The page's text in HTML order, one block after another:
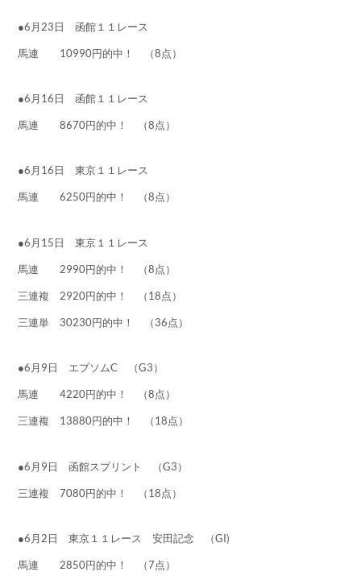
●6月23日 函館１１レース
馬連 10990円的中！ （8点）
●6月16日 函館１１レース
馬連 8670円的中！ （8点）
●6月16日 東京１１レース
馬連 6250円的中！ （8点）
●6月15日 東京１１レース
馬連 2990円的中！ （8点）
三連複 2920円的中！ （18点）
三連単 30230円的中！ （36点）
●6月9日 エプソムC （G3）
馬連 4220円的中！ （8点）
三連複 13880円的中！ （18点）
●6月9日 函館スプリント （G3）
三連複 7080円的中！ （18点）
●6月2日 東京１１レース 安田記念 （GI)
馬連 2850円的中！ （7点）